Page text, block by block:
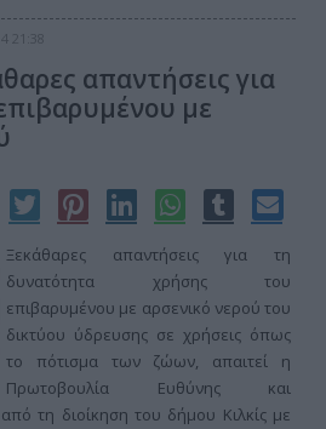
21:38
απαντήσεις για
με
Ξεκάθαρες απαντήσεις για τη
δυνατότητα χρήσης του
επιβαρυμένου με αρσενικό νερού του
δικτύου ύδρευσης σε χρήσεις όπως
το πότισμα των ζώων, απαιτεί η
Πρωτοβουλία Ευθύνης και
τη διοίκηση του δήμου Κιλκίς με